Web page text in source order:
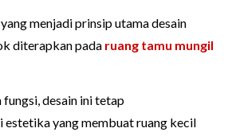
yang menjadi prinsip utama desain
diterapkan pada ruang tamu mungil
fungsi, desain ini tetap
estetika yang membuat ruang kecil